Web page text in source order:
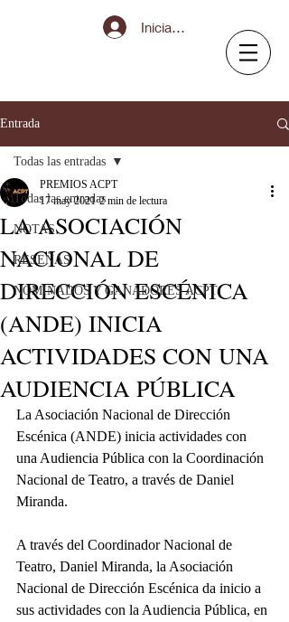
Iniciar sesión
Entrada
Todas las entradas
NOTAS
RESEÑAS
NOMINADOS Y GANADORES ACPT
Todas las entradas
LA ASOCIACIÓN
NACIONAL DE
DIRECCIÓN ESCÉNICA
(ANDE) INICIA
ACTIVIDADES CON UNA
AUDIENCIA PÚBLICA
PREMIOS ACPT
17 may 2021 2 min de lectura
La Asociación Nacional de Dirección
Escénica (ANDE) inicia actividades con
una Audiencia Pública con la Coordinación
Nacional de Teatro, a través de Daniel
Miranda.
A través del Coordinador Nacional de
Teatro, Daniel Miranda, la Asociación
Nacional de Dirección Escénica da inicio a
sus actividades con la Audiencia Pública, en